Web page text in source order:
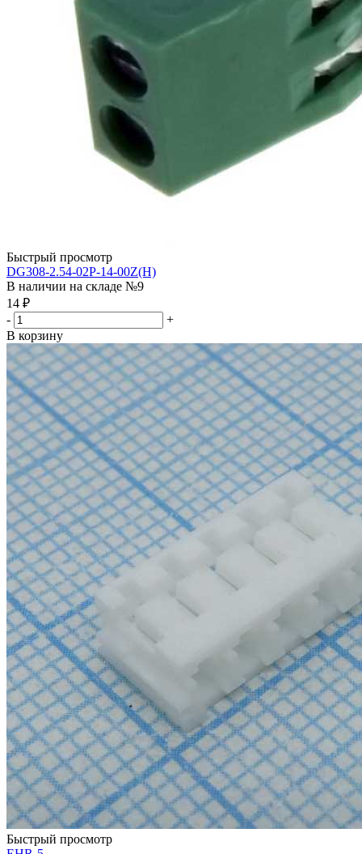
Быстрый просмотр
DG308-2.54-02P-14-00Z(H)
В наличии на складе №9
14 ₽
-
+
В корзину
Быстрый просмотр